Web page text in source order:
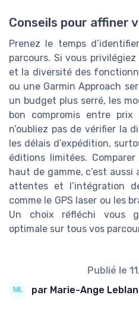
Conseils pour affiner
Prenez le temps
parcours. Si vous
et la diversité des
ou une Garmin Approach
un budget plus serré, les
bon compromis entre
n’oubliez pas de vérifier la
les délais d’expédition,
éditions limitées.
haut de gamme, c’est
attentes et l’intégration
comme le GPS laser ou les
Un choix réfléchi vous
optimale sur tous vos
Publié le
par Marie-Ange